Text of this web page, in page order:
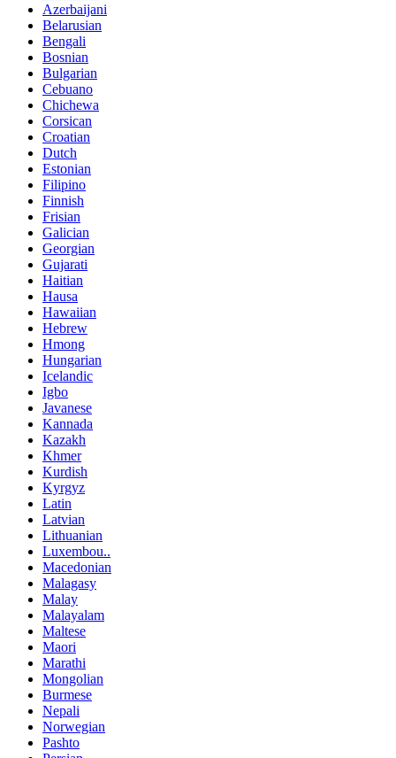
Azerbaijani
Belarusian
Bengali
Bosnian
Bulgarian
Cebuano
Chichewa
Corsican
Croatian
Dutch
Estonian
Filipino
Finnish
Frisian
Galician
Georgian
Gujarati
Haitian
Hausa
Hawaiian
Hebrew
Hmong
Hungarian
Icelandic
Igbo
Javanese
Kannada
Kazakh
Khmer
Kurdish
Kyrgyz
Latin
Latvian
Lithuanian
Luxembou..
Macedonian
Malagasy
Malay
Malayalam
Maltese
Maori
Marathi
Mongolian
Burmese
Nepali
Norwegian
Pashto